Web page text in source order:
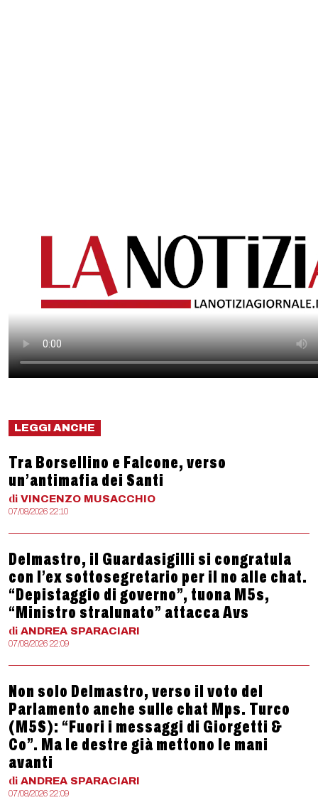
LEGGI ANCHE
Tra Borsellino e Falcone, verso
un’antimafia dei Santi
di VINCENZO MUSACCHIO
07/08/2026 22:10
Delmastro, il Guardasigilli si congratula
con l’ex sottosegretario per il no alle chat.
“Depistaggio di governo”, tuona M5s,
“Ministro stralunato” attacca Avs
di ANDREA SPARACIARI
07/08/2026 22:09
Non solo Delmastro, verso il voto del
Parlamento anche sulle chat Mps. Turco
(M5S): “Fuori i messaggi di Giorgetti &
Co”. Ma le destre già mettono le mani
avanti
di ANDREA SPARACIARI
07/08/2026 22:09